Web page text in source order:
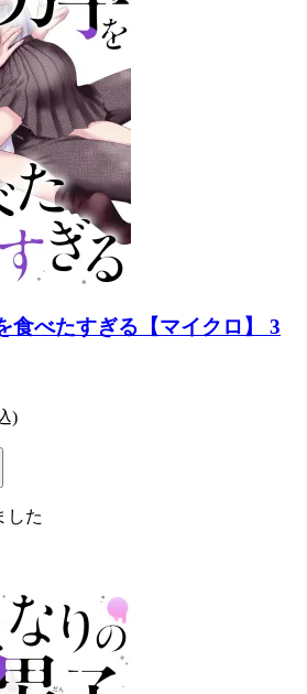
食べたすぎる【マイクロ】 3
)
した